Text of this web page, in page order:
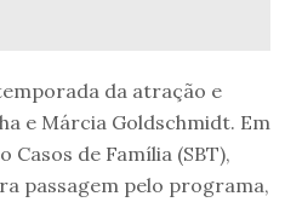
da atração e
e Márcia Goldschmidt. Em
de Família (SBT),
passagem pelo programa,